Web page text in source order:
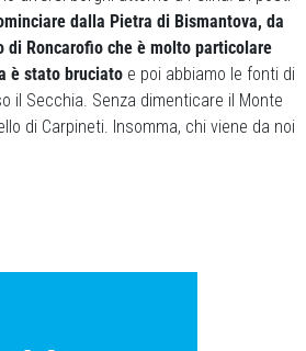
dalla Pietra di Bismantova, da
di Roncarofio che è molto particolare
è stato bruciato e poi abbiamo le fonti di
il Secchia. Senza dimenticare il Monte
di Carpineti. Insomma, chi viene da noi